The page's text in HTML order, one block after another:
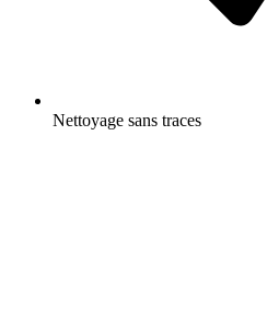
Nettoyage sans traces